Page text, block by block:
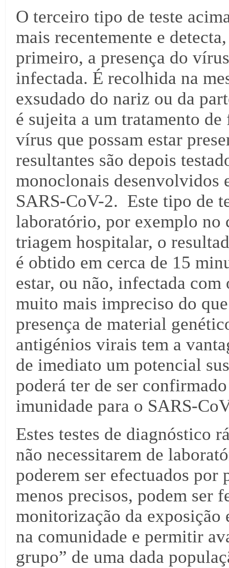
O terceiro tipo de teste
mais recentemente e
primeiro, a presença do
infectada. É recolhida na
exsudado do nariz ou da
é sujeita a um tratamento
vírus que possam estar
resultantes são depois
monoclonais desenvolvidos
SARS-CoV-2. Este tipo de
laboratório, por exemplo no
triagem hospitalar, o
é obtido em cerca de 15
estar, ou não, infectada
muito mais impreciso do
presença de material
antigénios virais tem a
de imediato um potencial
poderá ter de ser
imunidade para o SARS-
Estes testes de diagnóstico
não necessitarem de
poderem ser efectuados por
menos precisos, podem ser
monitorização da
na comunidade e permitir
grupo” de uma dada